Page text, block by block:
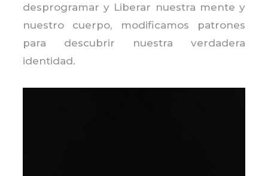
desprogramar y Liberar nuestra mente y
nuestro cuerpo, modificamos patrones
para descubrir nuestra verdadera
identidad.